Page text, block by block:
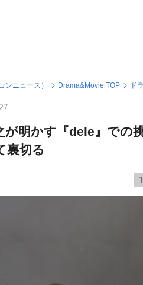
ンニュース） Drama&Movie TOP ド
が明かす『dele』での
裏切る
1